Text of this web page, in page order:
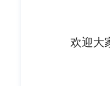
欢迎大